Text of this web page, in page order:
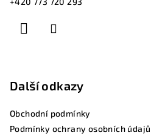
Další odkazy
Obchodní podmínky
Podmínky ochrany osobních údajů